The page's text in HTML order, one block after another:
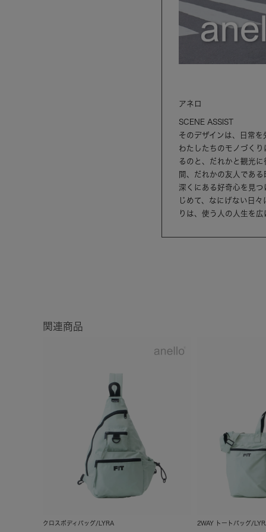
アネロ
SCENE ASSIST
そのデザインは、日常を
わたしたちのモノづく
るのと、だれかと観光
間、だれかの友人であ
深くにある好奇心を見
じめて、なにげない日
りは、使う人の人生を
関連商品
クロスボディバッグ/LYRA 2WAY トートバッグ/